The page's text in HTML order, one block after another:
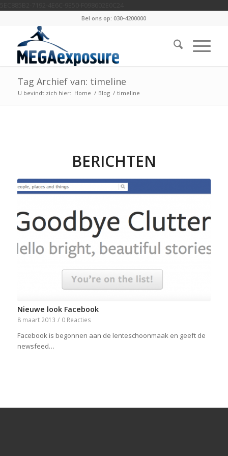
Bel ons op: 030-4200000
Tag Archief van: timeline
U bevindt zich hier: Home / Blog / timeline
BERICHTEN
Nieuwe look Facebook
8 maart 2013 / 0 Reacties
Facebook is begonnen aan de lenteschoonmaak en geeft de
newsfeed…